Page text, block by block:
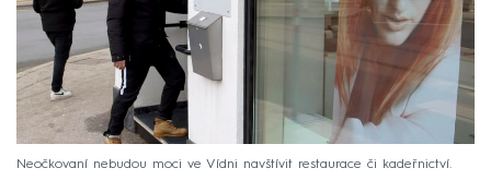
Neočkovaní nebudou moci ve Vídni navštívit restaurace či kadeřnictví.